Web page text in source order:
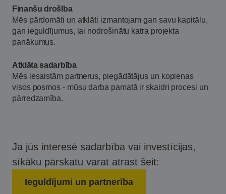
Finanšu drošība
Mēs pārdomāti un atklāti izmantojam gan savu kapitālu,
gan ieguldījumus, lai nodrošinātu katra projekta
panākumus.
Atklāta sadarbība
Mēs iesaistām partnerus, piegādātājus un kopienas
visos posmos - mūsu darba pamatā ir skaidri procesi un
pārredzamība.
Ja jūs interesē sadarbība vai investīcijas,
sīkāku pārskatu varat atrast šeit:
Ieguldījumi un partnerība